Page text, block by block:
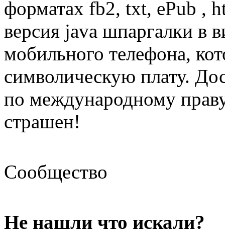
форматах fb2, txt, ePub ,
версия java шпаргалки в
мобильного телефона,
символическую плату.
по международному
страшен!
Сообщество
Не нашли что искали?